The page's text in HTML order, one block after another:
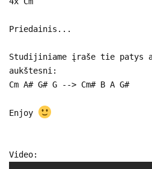
Priedainis...
Studijiniame įraše tie patys
aukštesni:
Cm A# G# G --> Cm# B A G#
Enjoy
Video: